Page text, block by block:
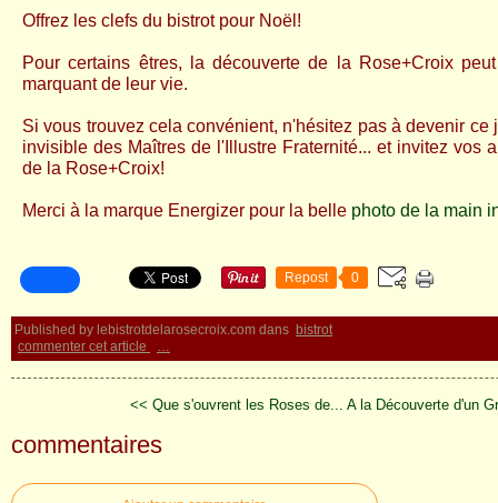
Offrez les clefs du bistrot pour Noël!
Pour certains êtres, la découverte de la Rose+Croix
marquant de leur vie.
Si vous trouvez cela convénient, n'hésitez pas à devenir ce
invisible des Maîtres de l'Illustre Fraternité... et invitez vos
de la Rose+Croix!
Merci à la marque Energizer pour la belle photo de la main
Repost 0
Published by lebistrotdelarosecroix.com dans bistrot
commenter cet article
…
<< Que s'ouvrent les Roses de... A la Découverte d'un
commentaires